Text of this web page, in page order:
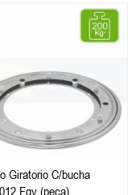
Giratorio C/bucha
Fgv (peça)